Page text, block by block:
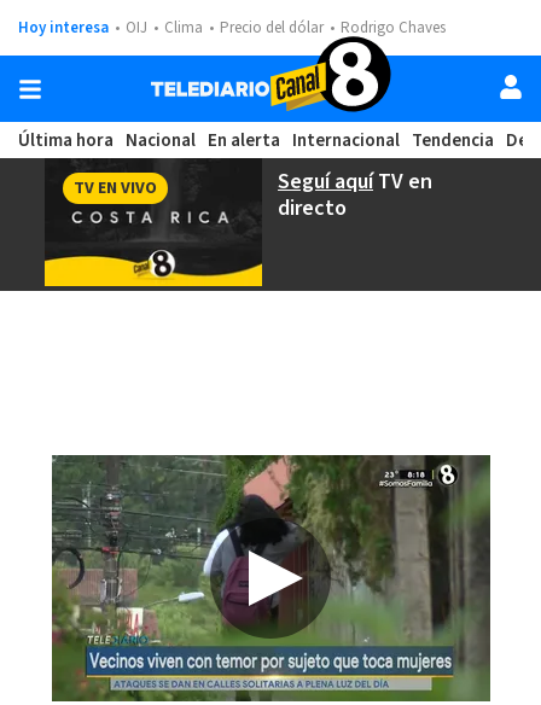
Hoy interesa OIJ Clima Precio del dólar Rodrigo Chaves
Última hora Nacional En alerta Internacional Tendencia
Seguí aquíTV en
directo
TV EN VIVO